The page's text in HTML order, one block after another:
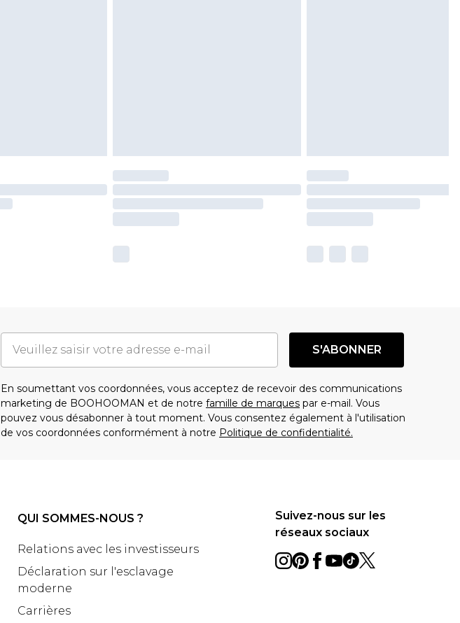
S'ABONNER
En soumettant vos coordonnées, vous acceptez de recevoir des communications
marketing de BOOHOOMAN et de notre famille de marques par e-mail. Vous
pouvez vous désabonner à tout moment. Vous consentez également à l'utilisation
de vos coordonnées conformément à notre Politique de confidentialité.
QUI SOMMES-NOUS ?
Relations avec les investisseurs
Déclaration sur l'esclavage
moderne
Carrières
Suivez-nous sur les
réseaux sociaux